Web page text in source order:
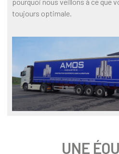
toujours optimale.
UNE